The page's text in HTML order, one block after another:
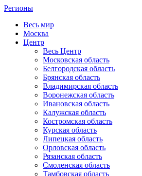
Регионы
Весь мир
Москва
Центр
Весь Центр
Московская область
Белгородская область
Брянская область
Владимирская область
Воронежская область
Ивановская область
Калужская область
Костромская область
Курская область
Липецкая область
Орловская область
Рязанская область
Смоленская область
Тамбовская область